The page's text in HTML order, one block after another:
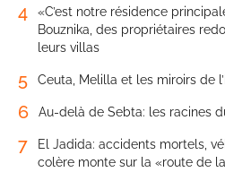
4
«C’est notre résidence
Bouznika, des propriétaires
leurs villas
5 Ceuta, Melilla et les miroirs de
6 Au-delà de Sebta: les racines
7
El Jadida: accidents mortels,
colère monte sur la «route de